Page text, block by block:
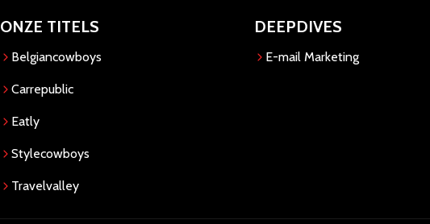
ONZE TITELS
Belgiancowboys
Carrepublic
Eatly
Stylecowboys
Travelvalley
DEEPDIVES
E-mail Marketing